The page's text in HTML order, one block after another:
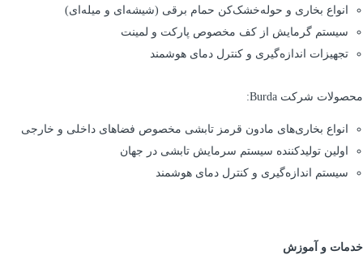
انواع بخاری و حوله‌خشک‌کن حمام برقی (شیشه‌ای و میله‌ای)
سیستم گرمایش از کف مخصوص پارکت و لمینت
تجهیزات اندازه‌گیری و کنترل دمای هوشمند
محصولات شرکت Burda:
انواع بخاری‌های مادون قرمز تابشی مخصوص فضاهای داخلی و خارجی
اولین تولیدکننده سیستم سرمایش تابشی در جهان
سیستم اندازه‌گیری و کنترل دمای هوشمند
خدمات و آموزش